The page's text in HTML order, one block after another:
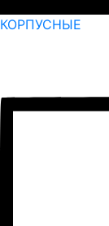
КОРПУСНЫЕ